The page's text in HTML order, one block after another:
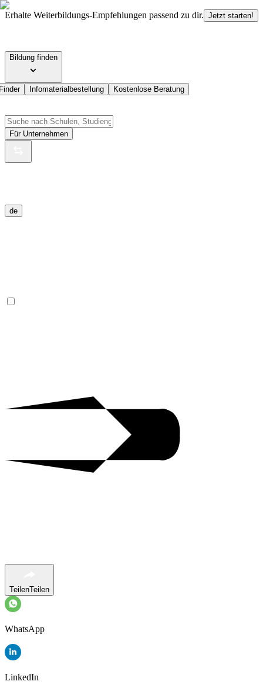
Erhalte Weiterbildungs-Empfehlungen passend zu dir. Jetzt starten!
Bildung finden
Infomaterialbestellung Kostenlose Beratung
Für Unternehmen
de
TeilenTeilen
WhatsApp
LinkedIn